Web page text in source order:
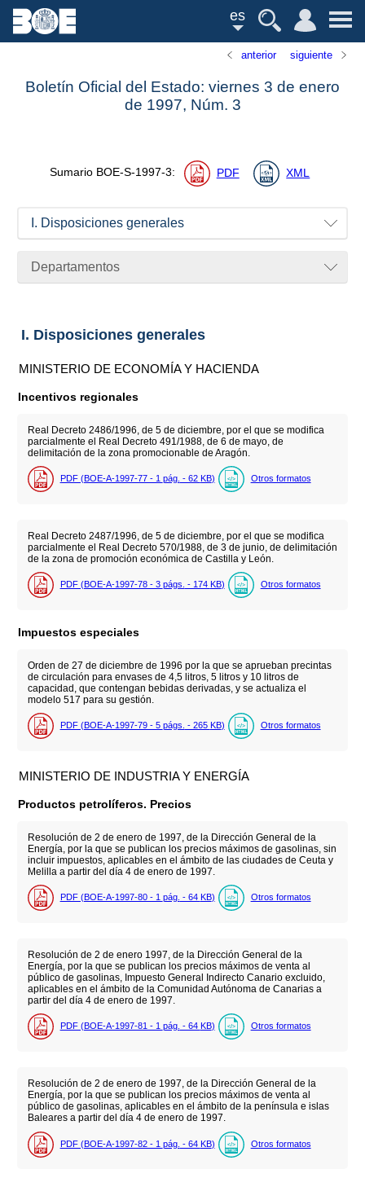
es
anterior siguiente
Boletín Oficial del Estado: viernes 3 de enero
de 1997, Núm. 3
Sumario BOE-S-1997-3: PDF XML
I. Disposiciones generales
Departamentos
I. Disposiciones generales
MINISTERIO DE ECONOMÍA Y HACIENDA
Incentivos regionales
Real Decreto 2486/1996, de 5 de diciembre, por el que se modifica
parcialmente el Real Decreto 491/1988, de 6 de mayo, de
delimitación de la zona promocionable de Aragón.
PDF (BOE-A-1997-77 - 1 pág. - 62 KB) Otros formatos
Real Decreto 2487/1996, de 5 de diciembre, por el que se modifica
parcialmente el Real Decreto 570/1988, de 3 de junio, de delimitación
de la zona de promoción económica de Castilla y León.
PDF (BOE-A-1997-78 - 3 págs. - 174 KB) Otros formatos
Impuestos especiales
Orden de 27 de diciembre de 1996 por la que se aprueban precintas
de circulación para envases de 4,5 litros, 5 litros y 10 litros de
capacidad, que contengan bebidas derivadas, y se actualiza el
modelo 517 para su gestión.
PDF (BOE-A-1997-79 - 5 págs. - 265 KB) Otros formatos
MINISTERIO DE INDUSTRIA Y ENERGÍA
Productos petrolíferos. Precios
Resolución de 2 de enero de 1997, de la Dirección General de la
Energía, por la que se publican los precios máximos de gasolinas, sin
incluir impuestos, aplicables en el ámbito de las ciudades de Ceuta y
Melilla a partir del día 4 de enero de 1997.
PDF (BOE-A-1997-80 - 1 pág. - 64 KB) Otros formatos
Resolución de 2 de enero 1997, de la Dirección General de la
Energía, por la que se publican los precios máximos de venta al
público de gasolinas, Impuesto General Indirecto Canario excluido,
aplicables en el ámbito de la Comunidad Autónoma de Canarias a
partir del día 4 de enero de 1997.
PDF (BOE-A-1997-81 - 1 pág. - 64 KB) Otros formatos
Resolución de 2 de enero de 1997, de la Dirección General de la
Energía, por la que se publican los precios máximos de venta al
público de gasolinas, aplicables en el ámbito de la península e islas
Baleares a partir del día 4 de enero de 1997.
PDF (BOE-A-1997-82 - 1 pág. - 64 KB) Otros formatos